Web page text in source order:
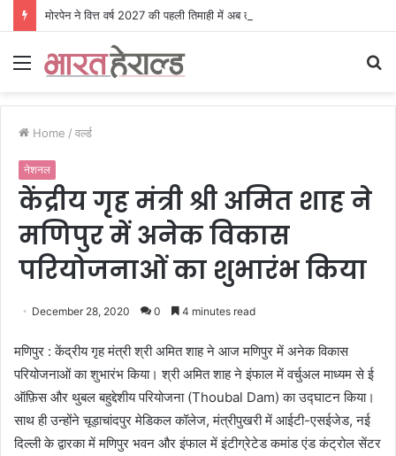
Menu
Home / वर्ल्ड
नेशनल
केंद्रीय गृह मंत्री श्री अमित शाह ने
मणिपुर में अनेक विकास
परियोजनाओं का शुभारंभ किया
December 28, 2020 0 4 minutes read
मणिपुर : केंद्रीय गृह मंत्री श्री अमित शाह ने आज मणिपुर में अनेक विकास
परियोजनाओं का शुभारंभ किया। श्री अमित शाह ने इंफाल में वर्चुअल माध्यम से ई
ऑफ़िस और थुबल बहुद्देशीय परियोजना (Thoubal Dam) का उद्घाटन किया।
साथ ही उन्होंने चूड़ाचांदपुर मेडिकल कॉलेज, मंत्रीपुखरी में आईटी-एसईजेड, नई
दिल्ली के द्वारका में मणिपुर भवन और इंफाल में इंटीग्रेटेड कमांड एंड कंट्रोल सेंटर